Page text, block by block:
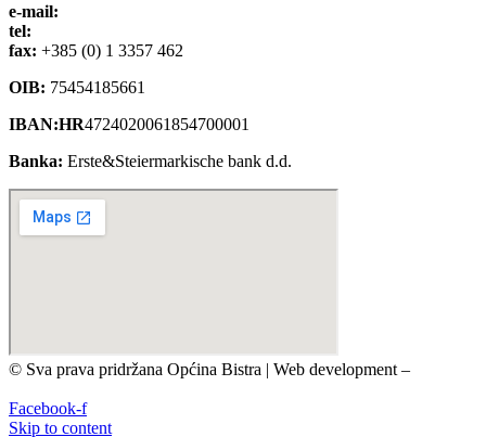
e-mail:
tel:
fax: +385 (0) 1 3357 462
OIB: 75454185661
IBAN:HR4724020061854700001
Banka: Erste&Steiermarkische bank d.d.
© Sva prava pridržana Općina Bistra | Web development –
Facebook-f
Skip to content